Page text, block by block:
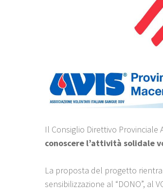
Il Consiglio Direttivo
conoscere l’attività solidale
La proposta del progetto
sensibilizzazione al “DONO”, al